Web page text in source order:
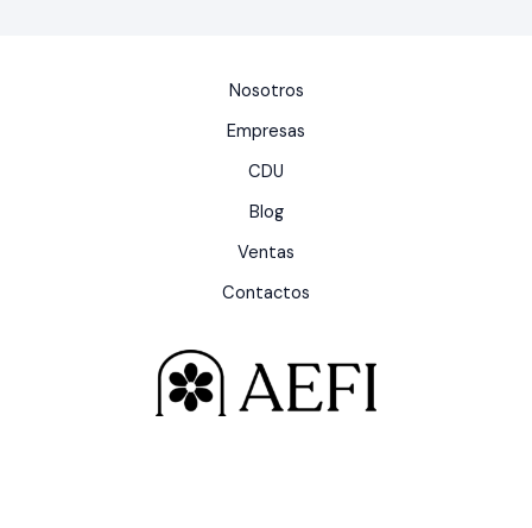
Nosotros
Empresas
CDU
Blog
Ventas
Contactos